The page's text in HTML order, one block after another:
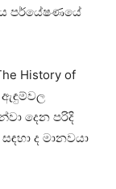
පර්යේෂණයේ
History of
ඇඳුම්වල
දෙන පරිදි
ද මානවයා